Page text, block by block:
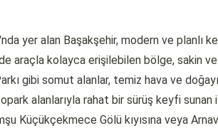
yer alan Başakşehir, modern ve
araçla kolayca erişilebilen bölge, sakin
gibi somut alanlar, temiz hava ve
alanlarıyla rahat bir sürüş keyfi
Küçükçekmece Gölü kıyısına veya